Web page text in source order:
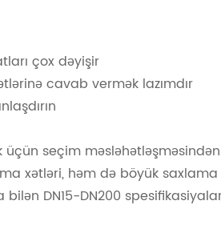
çox dəyişir
cavab vermək lazımdır
seçim
xətləri, həm də böyük
DN15-DN200